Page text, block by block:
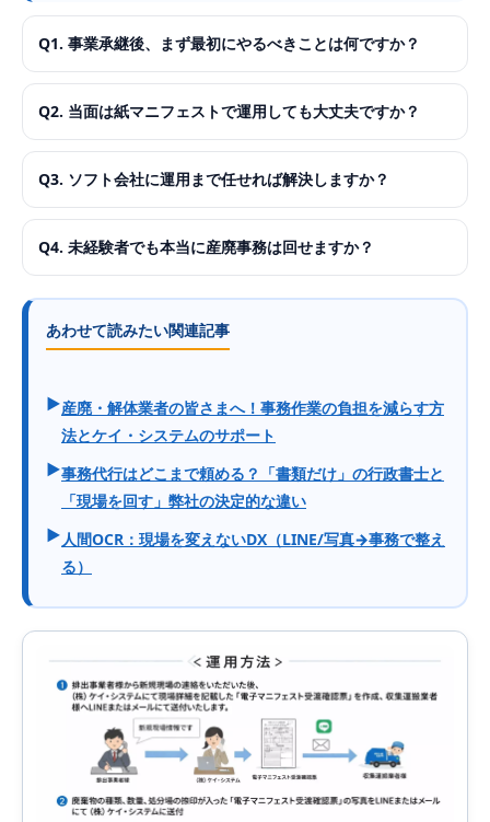
Q1. 事業承継後、まず最初にやるべきことは何ですか？
Q2. 当面は紙マニフェストで運用しても大丈夫ですか？
Q3. ソフト会社に運用まで任せれば解決しますか？
Q4. 未経験者でも本当に産廃事務は回せますか？
あわせて読みたい関連記事
▶産廃・解体業者の皆さまへ！事務作業の負担を減らす方
法とケイ・システムのサポート
▶事務代行はどこまで頼める？「書類だけ」の行政書士と
「現場を回す」弊社の決定的な違い
▶ 人間OCR：現場を変えないDX（LINE/写真→事務で整え
る）